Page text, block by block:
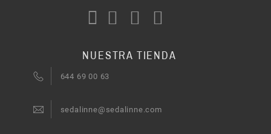
NUESTRA TIENDA
644 69 00 63
sedalinne@sedalinne.com